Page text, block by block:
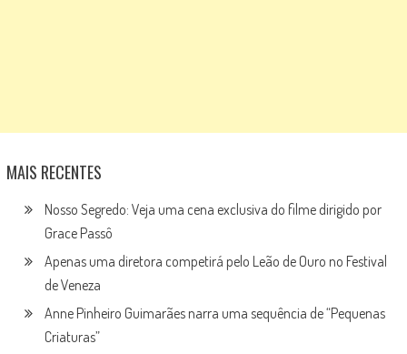
MAIS RECENTES
Nosso Segredo: Veja uma cena exclusiva do filme dirigido por
Grace Passô
Apenas uma diretora competirá pelo Leão de Ouro no Festival
de Veneza
Anne Pinheiro Guimarães narra uma sequência de “Pequenas
Criaturas”